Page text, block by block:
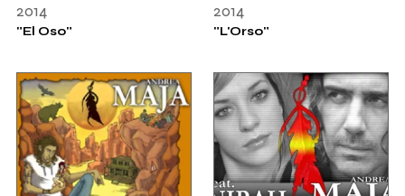
2014
"El Oso"
2014
"L'Orso"